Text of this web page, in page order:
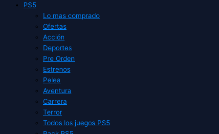
PS5
Lo mas comprado
Ofertas
Acción
Deportes
Pre Orden
Estrenos
Pelea
Aventura
Carrera
Terror
Todos los juegos PS5